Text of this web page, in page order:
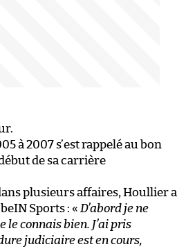
à 2007 s’est rappelé au bon
de sa carrière
plusieurs affaires, Houllier a
Sports : « D’abord je ne
connais bien. J’ai pris
judiciaire est en cours,